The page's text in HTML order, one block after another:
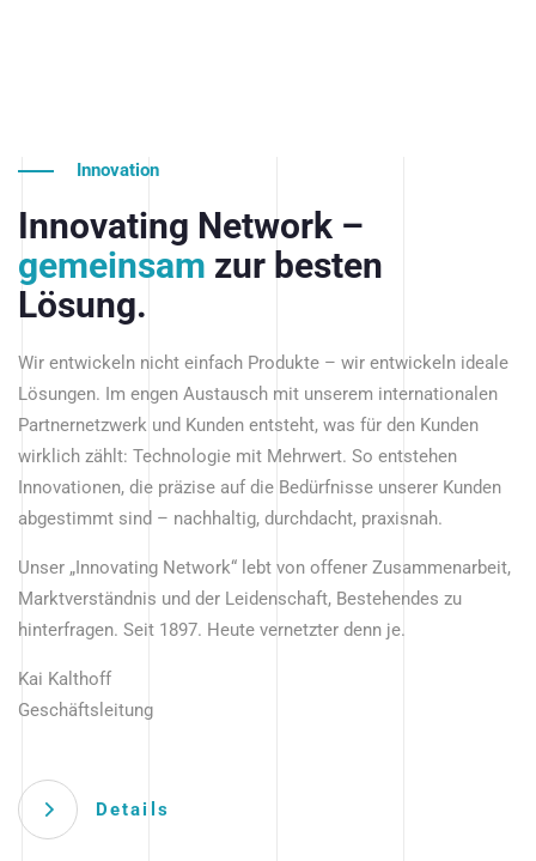
Innovation
Innovating Network –
gemeinsam zur besten
Lösung.
Wir entwickeln nicht einfach Produkte – wir entwickeln ideale
Lösungen. Im engen Austausch mit unserem internationalen
Partnernetzwerk und Kunden entsteht, was für den Kunden
wirklich zählt: Technologie mit Mehrwert. So entstehen
Innovationen, die präzise auf die Bedürfnisse unserer Kunden
abgestimmt sind – nachhaltig, durchdacht, praxisnah.
Unser „Innovating Network“ lebt von offener Zusammenarbeit,
Marktverständnis und der Leidenschaft, Bestehendes zu
hinterfragen. Seit 1897. Heute vernetzter denn je.
Kai Kalthoff
Geschäftsleitung
Details